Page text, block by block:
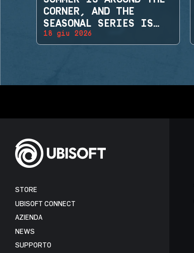
CORNER, AND THE
SEASONAL SERIES IS
BACK!
18 giu 2026
STORE
UBISOFT CONNECT
AZIENDA
NEWS
SUPPORTO